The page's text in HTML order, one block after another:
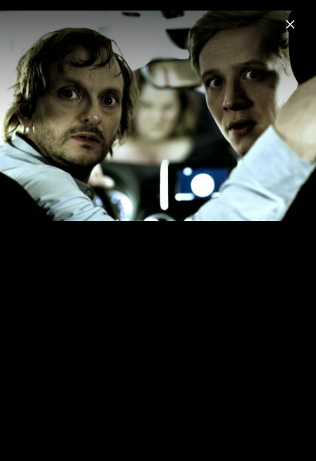
Menu
Schlussmacher
Home News Musik Videos Fotos Biografie
Making Of Videodreh „Hurt Lovers“